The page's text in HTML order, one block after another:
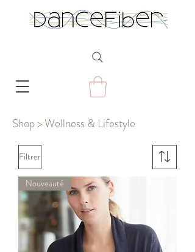
Shop > Wellness & Lifestyle
Filtrer
Nouveauté